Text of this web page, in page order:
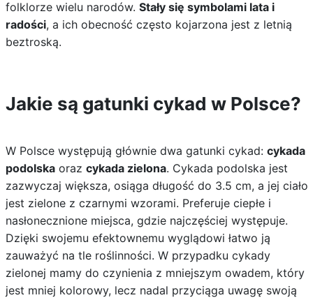
folklorze wielu narodów. Stały się symbolami lata i
radości, a ich obecność często kojarzona jest z letnią
beztroską.
Jakie są gatunki cykad w Polsce?
W Polsce występują głównie dwa gatunki cykad: cykada
podolskaoraz cykada zielona. Cykada podolska jest
zazwyczaj większa, osiąga długość do 3.5 cm, a jej ciało
jest zielone z czarnymi wzorami. Preferuje ciepłe i
nasłonecznione miejsca, gdzie najczęściej występuje.
Dzięki swojemu efektownemu wyglądowi łatwo ją
zauważyć na tle roślinności. W przypadku cykady
zielonej mamy do czynienia z mniejszym owadem, który
jest mniej kolorowy, lecz nadal przyciąga uwagę swoją